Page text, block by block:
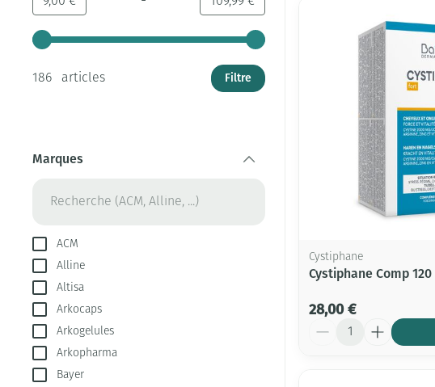
Utilisez les touches fléchées gauche et droite pour ajuster les
186 articles Filtre
Marques
ACM
Alline
Altisa
Arkocaps
Arkogelules
Arkopharma
Bayer
Cystiphane
Cystiphane Comp
28,00 €
Quantité